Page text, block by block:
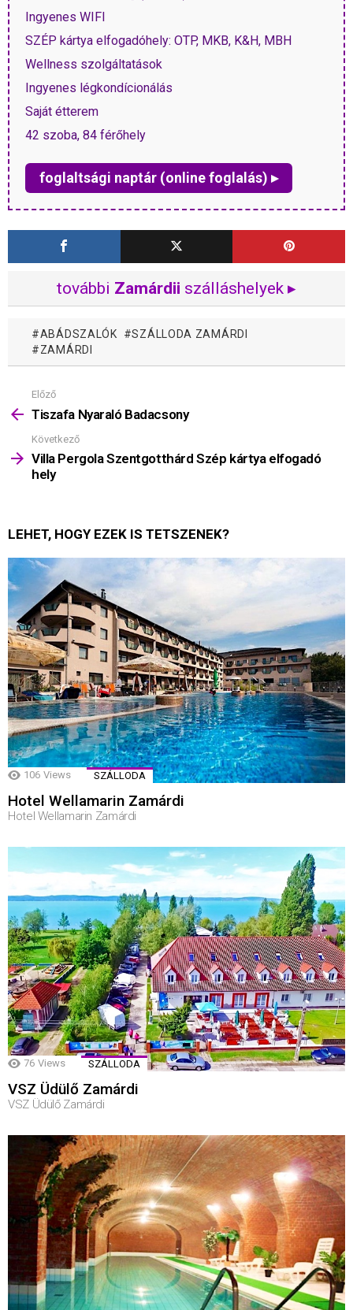
Ingyenes WIFI
SZÉP kártya elfogadóhely: OTP, MKB, K&H, MBH
Wellness szolgáltatások
Ingyenes légkondícionálás
Saját étterem
42 szoba, 84 férőhely
foglaltsági naptár (online foglalás) ▸
további Zamárdii szálláshelyek ▸
ABÁDSZALÓK
SZÁLLODA ZAMÁRDI
ZAMÁRDI
Mutass
többet
Előző
Tiszafa Nyaraló Badacsony
Következő
Villa Pergola Szentgotthárd Szép kártya elfogadó
hely
LEHET, HOGY EZEK IS TETSZENEK?
106 Views SZÁLLODA
Hotel Wellamarin Zamárdi
Hotel Wellamarin Zamárdi
76 Views SZÁLLODA
VSZ Üdülő Zamárdi
VSZ Üdülő Zamárdi